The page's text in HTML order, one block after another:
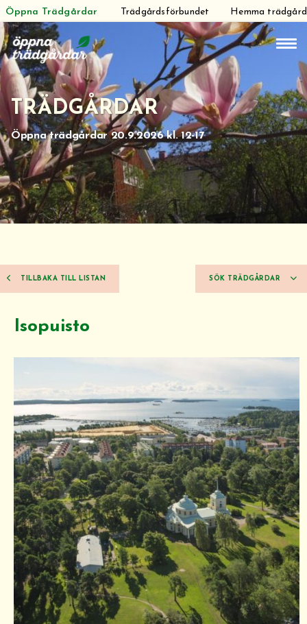
Hoppa
till
innehåll
Öppna Trädgårdar Trädgårdsförbundet Hemma trädgård
TRÄDGÅRDAR
Öppna trädgårdar 20.9.2026 kl. 12-17
TILLBAKA TILL LISTAN SÖK TRÄDGÅRDAR
Isopuisto